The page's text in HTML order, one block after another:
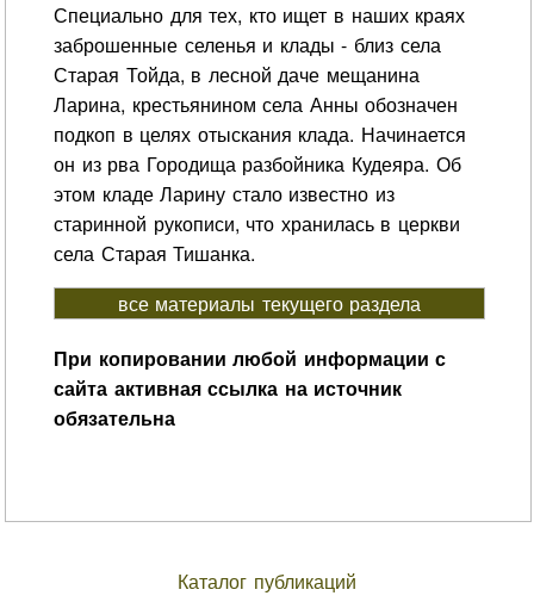
Специально для тех, кто ищет в наших краях
заброшенные селенья и клады - близ села
Старая Тойда, в лесной даче мещанина
Ларина, крестьянином села Анны обозначен
подкоп в целях отыскания клада. Начинается
он из рва Городища разбойника Кудеяра. Об
этом кладе Ларину стало известно из
старинной рукописи, что хранилась в церкви
села Старая Тишанка.
все материалы текущего раздела
При копировании любой информации с
сайта активная ссылка на источник
обязательна
Каталог публикаций